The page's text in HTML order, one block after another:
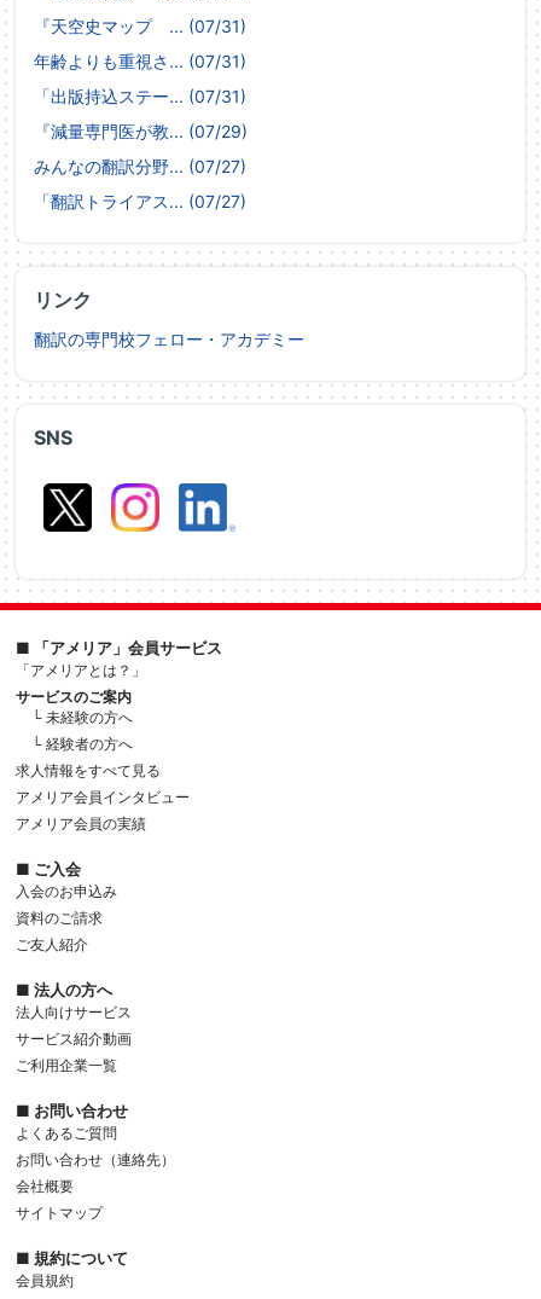
SNS
『天空史マップ ... (07/31)
年齢よりも重視さ... (07/31)
「出版持込ステー... (07/31)
『減量専門医が教... (07/29)
みんなの翻訳分野... (07/27)
「翻訳トライアス... (07/27)
リンク
翻訳の専門校フェロー・アカデミー
■ 「アメリア」会員サービス
「アメリアとは？」
サービスのご案内
└ 未経験の方へ
└ 経験者の方へ
求人情報をすべて見る
アメリア会員インタビュー
アメリア会員の実績
■ ご入会
入会のお申込み
資料のご請求
ご友人紹介
■ 法人の方へ
法人向けサービス
サービス紹介動画
ご利用企業一覧
■ お問い合わせ
よくあるご質問
お問い合わせ（連絡先）
会社概要
サイトマップ
■ 規約について
会員規約